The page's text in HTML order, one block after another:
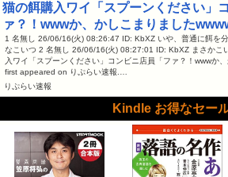
猫の餌購入ワイ「スプーンください」
ァ？！wwwか、かしこまりました
1 名無し 26/06/16(火) 08:26:47 ID: KbXZ いや、普通に餌を
なこいつ 2 名無し 26/06/16(火) 08:27:01 ID: KbXZ まさか
入ワイ「スプーンください」コンビニ店員「ファ？！wwwか
first appeared on りぷらい速報.…
りぷらい速報
Kindle お得なセー